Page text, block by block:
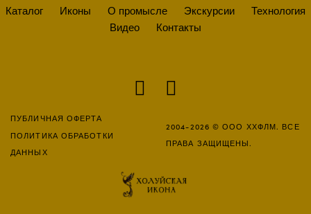
Каталог Иконы О промысле Экскурсии
Технология
Видео
Контакты
ПУБЛИЧНАЯ ОФЕРТА
ПОЛИТИКА ОБРАБОТКИ
ДАННЫХ
2004-2026 © ООО ХХФЛМ. ВСЕ
ПРАВА ЗАЩИЩЕНЫ.